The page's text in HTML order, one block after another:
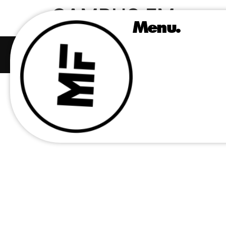
Menu.
CAMPUS FM
Mindfamily – tous droits réservés